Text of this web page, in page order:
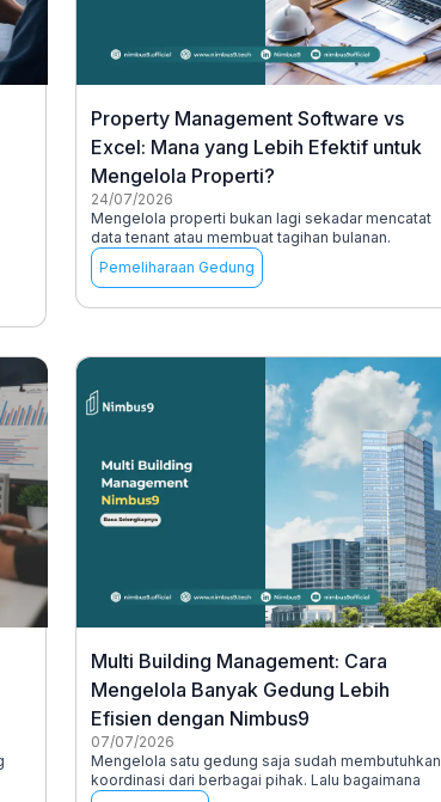
Property Management Software vs
Excel: Mana yang Lebih Efektif untuk
Mengelola Properti?
24/07/2026
Mengelola properti bukan lagi sekadar mencatat
data tenant atau membuat tagihan bulanan.
Pemeliharaan Gedung
Multi Building Management: Cara
Mengelola Banyak Gedung Lebih
Efisien dengan Nimbus9
07/07/2026
Mengelola satu gedung saja sudah membutuhkan
koordinasi dari berbagai pihak. Lalu bagaimana